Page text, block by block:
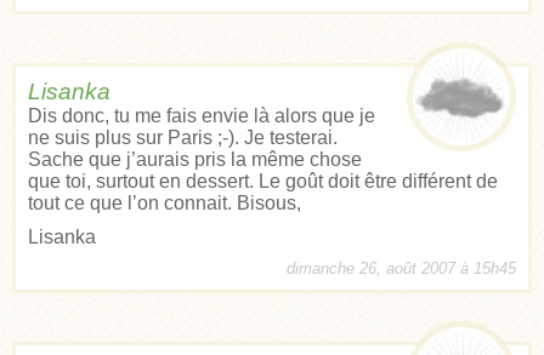
Lisanka
Dis donc, tu me fais envie là alors que je
ne suis plus sur Paris ;-). Je testerai.
Sache que j’aurais pris la même chose
que toi, surtout en dessert. Le goût doit être différent de
tout ce que l’on connait. Bisous,
Lisanka
dimanche 26, août 2007 à 15h45